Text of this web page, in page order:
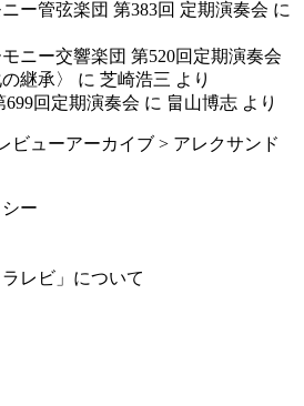
ー管弦楽団 第383回 定期演奏会 に
ニー交響楽団 第520回定期演奏会
継承〉
に 芝崎浩三 より
回定期演奏会 に 畠山博志 より
ビューアーカイブ > アレクサンド
ー
レビ」について